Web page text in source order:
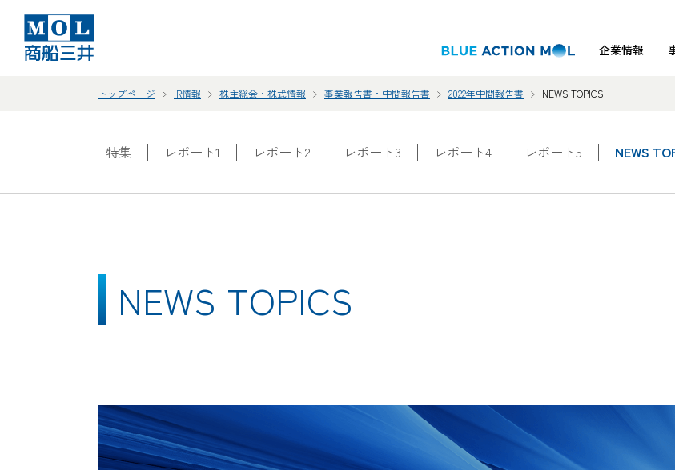
企業情報
トップページ IR情報 株主総会・株式情報 事業報告書・中間報告書 2022年中間報告書 NEWS TOPICS
特集 レポート1 レポート2 レポート3 レポート4 レポート5 NEWS
NEWS TOPICS